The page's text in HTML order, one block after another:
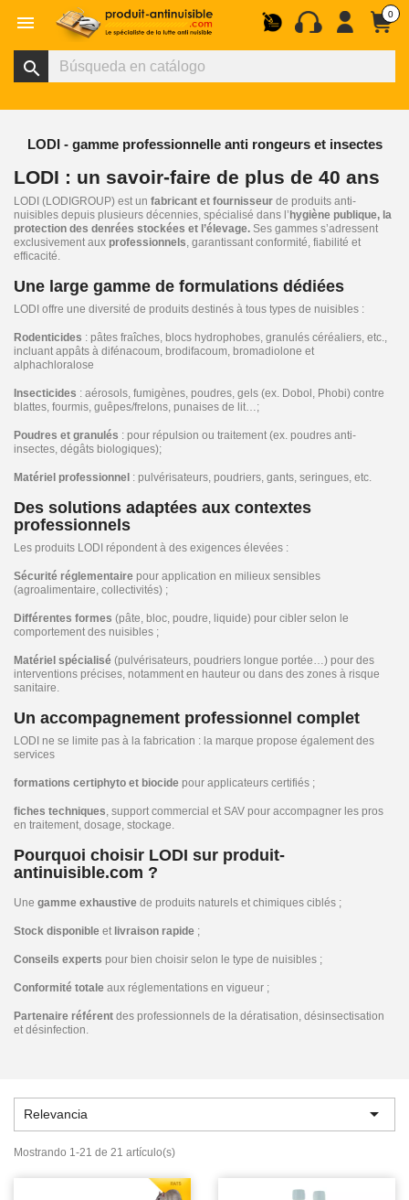
 0
search
LODI - gamme professionnelle anti rongeurs et insectes
LODI : un savoir-faire de plus de 40 ans
LODI (LODIGROUP) est un fabricant et fournisseur de produits anti-
nuisibles depuis plusieurs décennies, spécialisé dans l’ hygiène publique, la
protection des denrées stockées et l’élevage. Ses gammes s’adressent
exclusivement aux professionnels, garantissant conformité, fiabilité et
efficacité.
Une large gamme de formulations dédiées
LODI offre une diversité de produits destinés à tous types de nuisibles :
Rodenticides : pâtes fraîches, blocs hydrophobes, granulés céréaliers, etc.,
incluant appâts à difénacoum, brodifacoum, bromadiolone et
alphachloralose
Insecticides : aérosols, fumigènes, poudres, gels (ex. Dobol, Phobi) contre
blattes, fourmis, guêpes/frelons, punaises de lit…;
Poudres et granulés : pour répulsion ou traitement (ex. poudres anti-
insectes, dégâts biologiques);
Matériel professionnel : pulvérisateurs, poudriers, gants, seringues, etc.
Des solutions adaptées aux contextes
professionnels
Les produits LODI répondent à des exigences élevées :
Sécurité réglementaire pour application en milieux sensibles
(agroalimentaire, collectivités) ;
Différentes formes (pâte, bloc, poudre, liquide) pour cibler selon le
comportement des nuisibles ;
Matériel spécialisé (pulvérisateurs, poudriers longue portée…) pour des
interventions précises, notamment en hauteur ou dans des zones à risque
sanitaire.
Un accompagnement professionnel complet
LODI ne se limite pas à la fabrication : la marque propose également des
services
formations certiphyto et biocide pour applicateurs certifiés ;
fiches techniques, support commercial et SAV pour accompagner les pros
en traitement, dosage, stockage.
Pourquoi choisir LODI sur produit-
antinuisible.com ?
Une gamme exhaustive de produits naturels et chimiques ciblés ;
Stock disponible et livraison rapide ;
Conseils experts pour bien choisir selon le type de nuisibles ;
Conformité totale aux réglementations en vigueur ;
Partenaire référent des professionnels de la dératisation, désinsectisation
et désinfection.
Relevancia 
Mostrando 1-21 de 21 artículo(s)